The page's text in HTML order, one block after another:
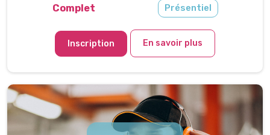
Complet Présentiel
Inscription En savoir plus